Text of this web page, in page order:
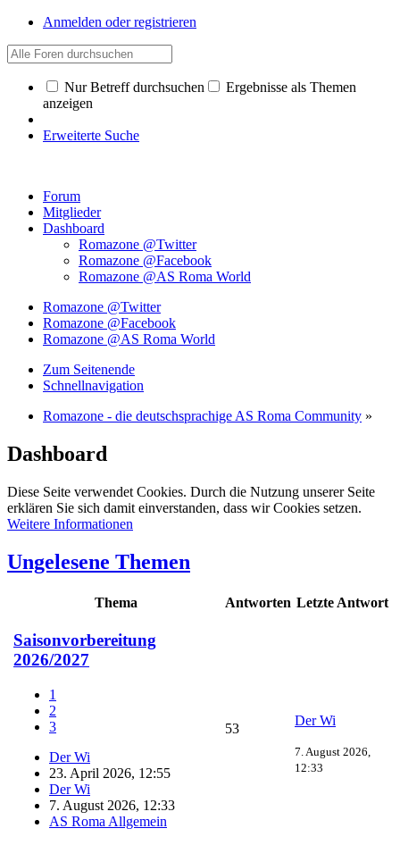
Anmelden oder registrieren
Nur Betreff durchsuchen
Ergebnisse als Themen
anzeigen
Erweiterte Suche
Forum
Mitglieder
Dashboard
Romazone @Twitter
Romazone @Facebook
Romazone @AS Roma World
Romazone @Twitter
Romazone @Facebook
Romazone @AS Roma World
Zum Seitenende
Schnellnavigation
Romazone - die deutschsprachige AS Roma Community »
Dashboard
Diese Seite verwendet Cookies. Durch die Nutzung unserer Seite
erklären Sie sich damit einverstanden, dass wir Cookies setzen.
Weitere Informationen
Ungelesene Themen
Thema Antworten Letzte Antwort
Saisonvorbereitung
2026/2027
1
2
3
Der Wi
23. April 2026, 12:55
Der Wi
7. August 2026, 12:33
AS Roma Allgemein
53
Der Wi
7. August 2026,
12:33